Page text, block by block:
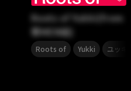
Roots of Yukki(from
華MEN組)
Roots of Yukki ユッキー